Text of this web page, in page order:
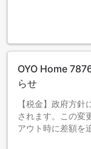
OYO Home
らせ
【税金】政府方
されます。この変
アウト時に差額を